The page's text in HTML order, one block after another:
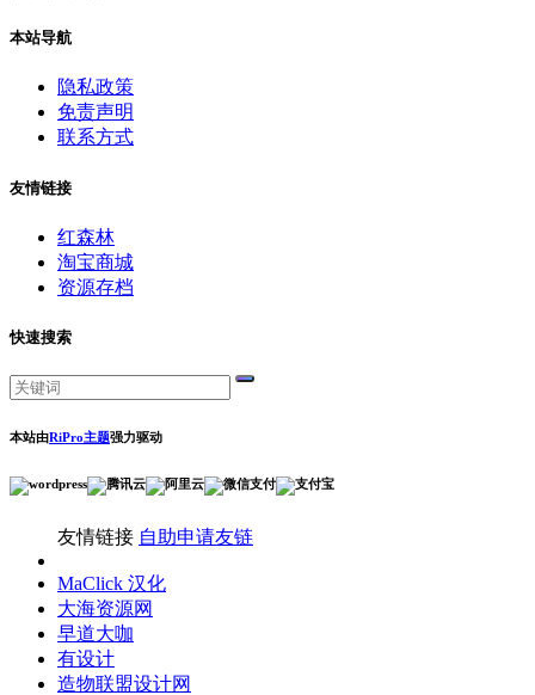
本站导航
隐私政策
免责声明
联系方式
友情链接
红森林
淘宝商城
资源存档
快速搜索
本站由RiPro主题强力驱动
友情链接 自助申请友链
MaClick 汉化
大海资源网
早道大咖
有设计
造物联盟设计网